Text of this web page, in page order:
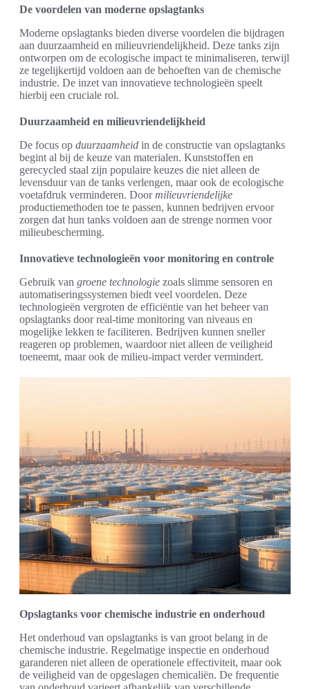
De voordelen van moderne opslagtanks
Moderne opslagtanks bieden diverse voordelen die bijdragen
aan duurzaamheid en milieuvriendelijkheid. Deze tanks zijn
ontworpen om de ecologische impact te minimaliseren, terwijl
ze tegelijkertijd voldoen aan de behoeften van de chemische
industrie. De inzet van innovatieve technologieën speelt
hierbij een cruciale rol.
Duurzaamheid en milieuvriendelijkheid
De focus op duurzaamheid in de constructie van opslagtanks
begint al bij de keuze van materialen. Kunststoffen en
gerecycled staal zijn populaire keuzes die niet alleen de
levensduur van de tanks verlengen, maar ook de ecologische
voetafdruk verminderen. Doormilieuvriendelijke
productiemethoden toe te passen, kunnen bedrijven ervoor
zorgen dat hun tanks voldoen aan de strenge normen voor
milieubescherming.
Innovatieve technologieën voor monitoring en controle
Gebruik van groene technologie zoals slimme sensoren en
automatiseringssystemen biedt veel voordelen. Deze
technologieën vergroten de efficiëntie van het beheer van
opslagtanks door real-time monitoring van niveaus en
mogelijke lekken te faciliteren. Bedrijven kunnen sneller
reageren op problemen, waardoor niet alleen de veiligheid
toeneemt, maar ook de milieu-impact verder vermindert.
Opslagtanks voor chemische industrie en onderhoud
Het onderhoud van opslagtanks is van groot belang in de
chemische industrie. Regelmatige inspectie en onderhoud
garanderen niet alleen de operationele effectiviteit, maar ook
de veiligheid van de opgeslagen chemicaliën. De frequentie